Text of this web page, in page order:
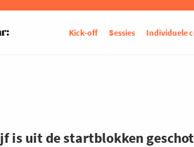
Kick-off Sessies Individuele
is uit de startblokken